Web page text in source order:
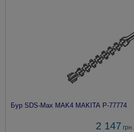
Бур SDS-Max MAK4 MAKITA P-77774
2 147 грн.